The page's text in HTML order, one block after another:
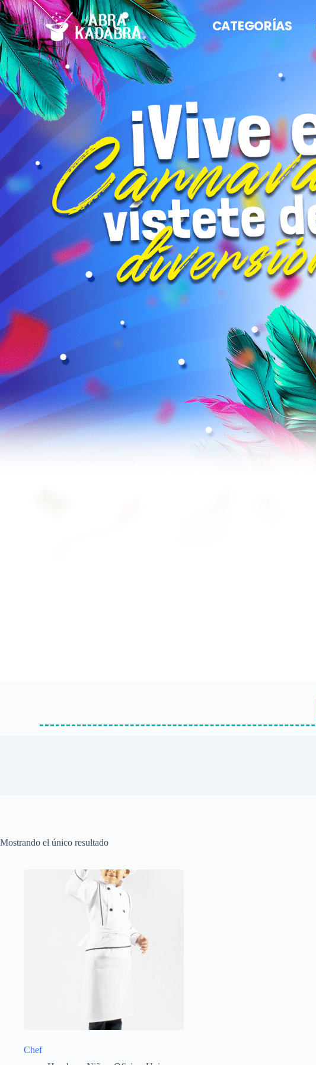
CATEGORÍAS
Mostrando el único resultado
Chef